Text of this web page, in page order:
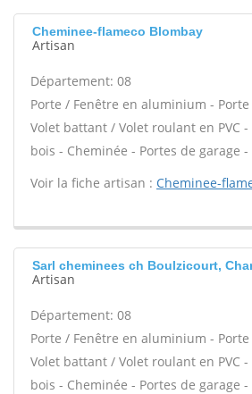
Cheminee-flameco Blombay
Artisan
Département: 08
Porte / Fenêtre en aluminium - Porte
Volet battant / Volet roulant en PVC
bois - Cheminée - Portes de garage -
Voir la fiche artisan : Cheminee-
Sarl cheminees ch Boulzicourt,
Artisan
Département: 08
Porte / Fenêtre en aluminium - Porte
Volet battant / Volet roulant en PVC
bois - Cheminée - Portes de garage -